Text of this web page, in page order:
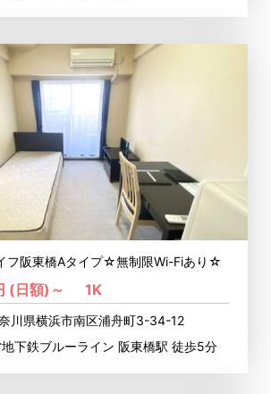
フ阪東橋Aタイプ☆無制限Wi-Fiあり☆
(日額)～ 1K
川県横浜市南区浦舟町3-34-12
下鉄ブルーライン 阪東橋駅 徒歩5分